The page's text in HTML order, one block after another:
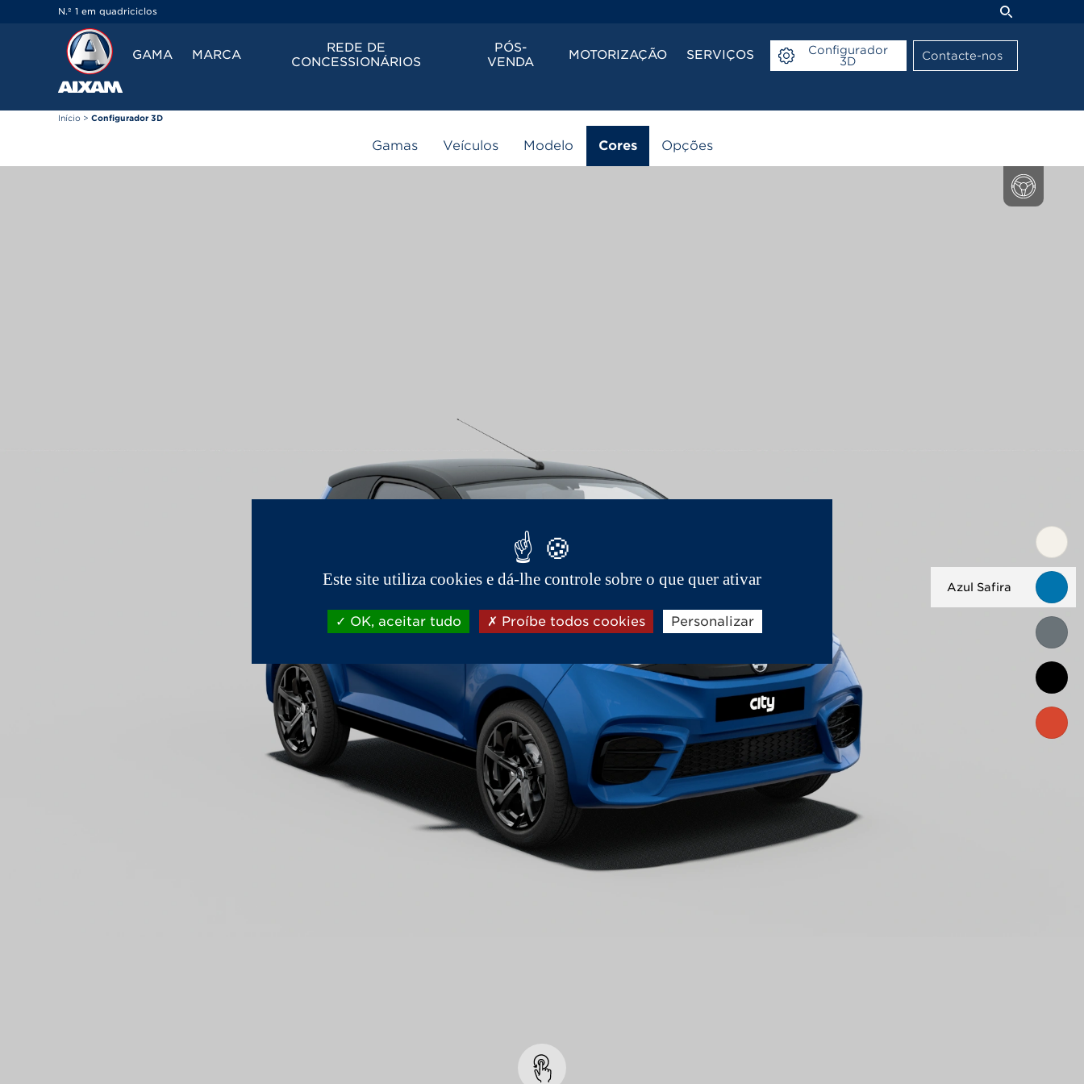
N.º 1 em quadriciclos
GAMA MARCA
REDE DE
CONCESSIONÁRIOS
PÓS-
VENDA
MOTORIZAÇÃO SERVIÇOS
Configurador
3D
Contacte-nos
Início > Configurador 3D
Configurador 3D
Gamas Veículos Modelo Cores Opções
Azul Safira
Painel de Gerenciamento de Cookies
Este site utiliza cookies e dá-lhe controle sobre o que quer ativar
OK, aceitar tudo Proíbe todos cookies Personalizar